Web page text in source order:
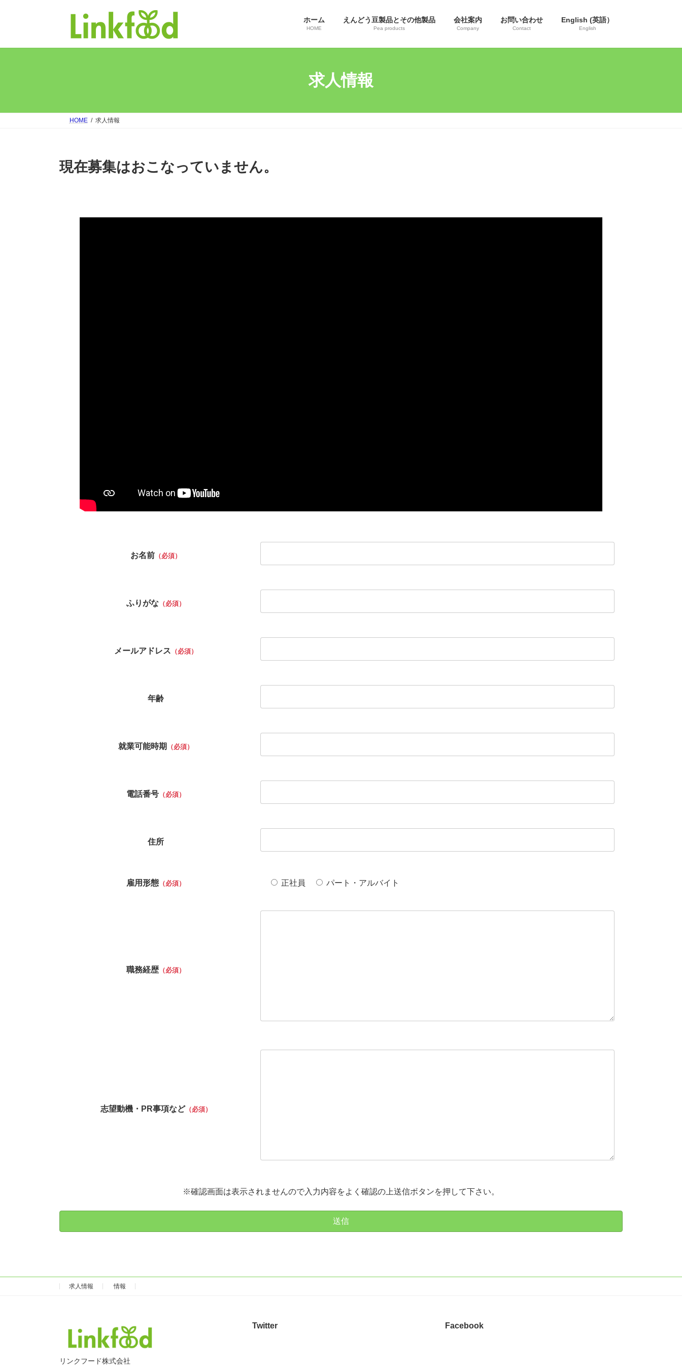
ツ
シ
ホーム
HOME
えんどう豆製品とその他製品
Pea products
会社案内
Company
お問い合わせ
Contact
English (英語）
English
求人情報
HOME 求人情報
現在募集はおこなっていません。
お名前 （必須）
ふりがな （必須）
メールアドレス （必須）
年齢
就業可能時期 （必須）
電話番号 （必須）
住所
雇用形態 （必須） 正社員 パート・アルバイト
職務経歴 （必須）
志望動機・PR事項など（必須）
※確認画面は表示されませんので入力内容をよく確認の上送信ボタンを押して下さい。
求人情報 情報
リンクフード株式会社
Twitter Facebook